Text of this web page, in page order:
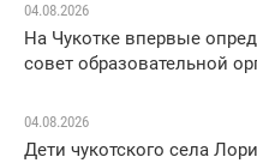
04.08.2026
На Чукотке впервые
совет образовательной
04.08.2026
Дети чукотского села